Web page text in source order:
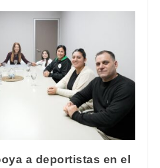
a deportistas en el